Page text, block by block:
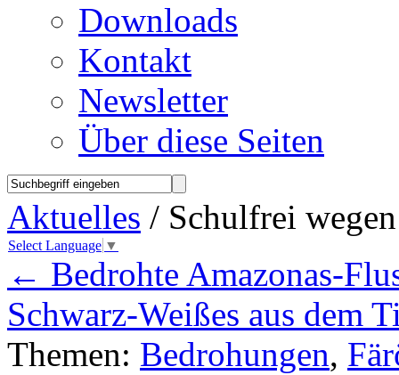
Downloads
Kontakt
Newsletter
Über diese Seiten
Aktuelles / Schulfrei
Select Language ▼
← Bedrohte Amazonas-
Schwarz-Weißes aus dem
Themen: Bedrohungen,